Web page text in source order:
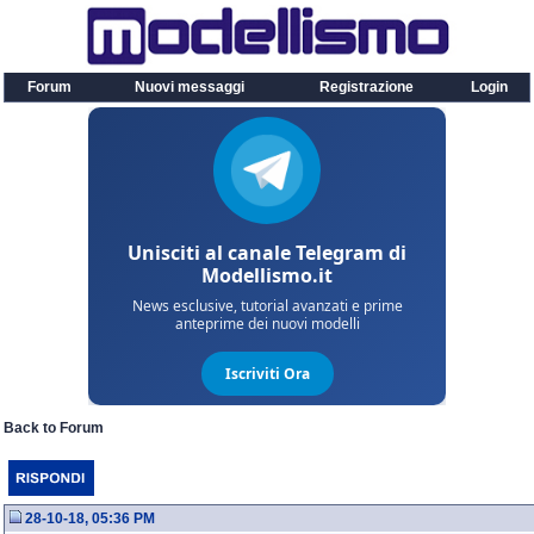
Forum Nuovi messaggi Registrazione Login
Back to Forum
28-10-18, 05:36 PM